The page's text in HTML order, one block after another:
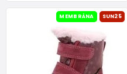
MEMBRÁNA SUN25